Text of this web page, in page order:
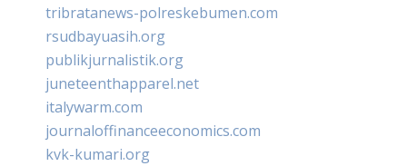
tribratanews-polreskebumen.com
rsudbayuasih.org
publikjurnalistik.org
juneteenthapparel.net
italywarm.com
journaloffinanceeconomics.com
kvk-kumari.org